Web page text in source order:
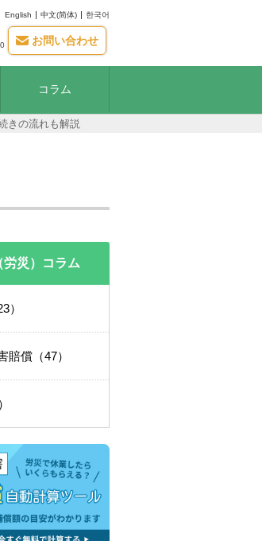
English 中文(简体) 한국어
お問い合わせ
コラム
きの流れも解説
労災）コラム
）
賠償（47）